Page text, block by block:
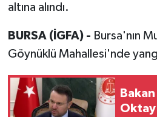
altına alındı.
BURSA (İGFA) - Bursa'nın
Göynüklü Mahallesi'nde